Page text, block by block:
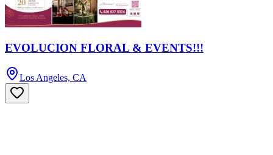
EVOLUCION FLORAL & EVENTS!!!
Los Angeles, CA